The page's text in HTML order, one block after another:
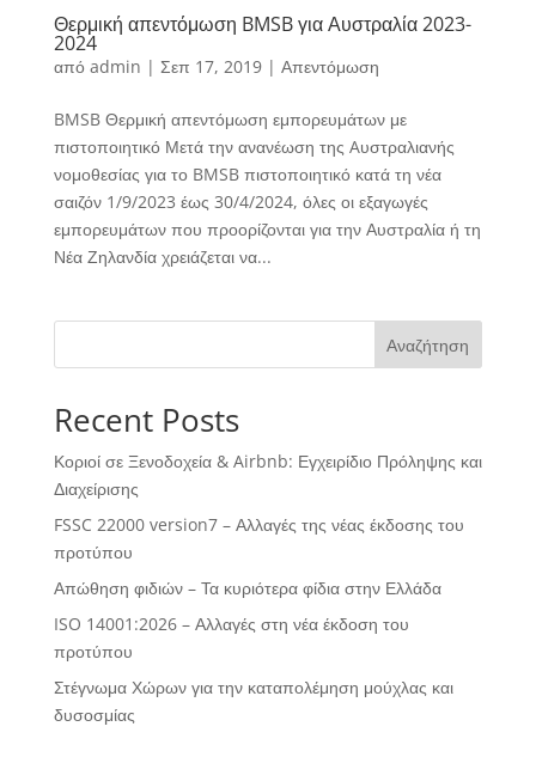
Θερμική απεντόμωση BMSB για Αυστραλία 2023-
2024
από admin | Σεπ 17, 2019| Απεντόμωση
BMSB Θερμική απεντόμωση εμπορευμάτων με
πιστοποιητικό Μετά την ανανέωση της Aυστραλιανής
νομοθεσίας για το BMSB πιστοποιητικό κατά τη νέα
σαιζόν 1/9/2023 έως 30/4/2024, όλες οι εξαγωγές
εμπορευμάτων που προορίζονται για την Αυστραλία ή τη
Νέα Ζηλανδία χρειάζεται να...
Αναζήτηση
Recent Posts
Κοριοί σε Ξενοδοχεία & Airbnb: Εγχειρίδιο Πρόληψης και
Διαχείρισης
FSSC 22000 version7 – Αλλαγές της νέας έκδοσης του
προτύπου
Απώθηση φιδιών – Τα κυριότερα φίδια στην Ελλάδα
ISO 14001:2026 – Αλλαγές στη νέα έκδοση του
προτύπου
Στέγνωμα Χώρων για την καταπολέμηση μούχλας και
δυσοσμίας